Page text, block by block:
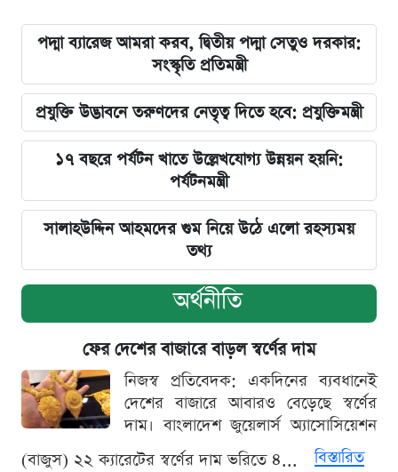
পদ্মা ব্যারেজ আমরা করব, দ্বিতীয় পদ্মা সেতুও দরকার:
সংস্কৃতি প্রতিমন্ত্রী
প্রযুক্তি উদ্ভাবনে তরুণদের নেতৃত্ব দিতে হবে: প্রযুক্তিমন্ত্রী
১৭ বছরে পর্যটন খাতে উল্লেখযোগ্য উন্নয়ন হয়নি:
পর্যটনমন্ত্রী
সালাহউদ্দিন আহমদের গুম নিয়ে উঠে এলো রহস্যময়
তথ্য
অর্থনীতি
ফের দেশের বাজারে বাড়ল স্বর্ণের দাম
নিজস্ব প্রতিবেদক: একদিনের ব্যবধানেই
দেশের বাজারে আবারও বেড়েছে স্বর্ণের
দাম। বাংলাদেশ জুয়েলার্স অ্যাসোসিয়েশন
(বাজুস) ২২ ক্যারেটের স্বর্ণের দাম ভরিতে ৪...
বিস্তারিত